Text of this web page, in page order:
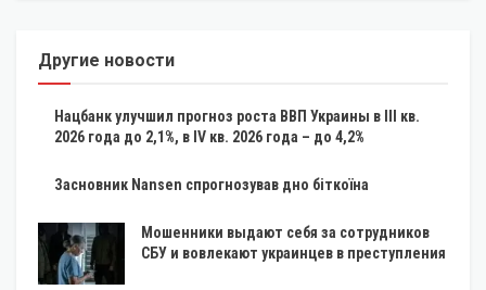
Другие новости
Нацбанк улучшил прогноз роста ВВП Украины в III кв.
2026 года до 2,1%, в IV кв. 2026 года – до 4,2%
Засновник Nansen спрогнозував дно біткоїна
Мошенники выдают себя за сотрудников
СБУ и вовлекают украинцев в преступления